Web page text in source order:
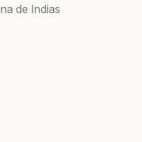
de Indias